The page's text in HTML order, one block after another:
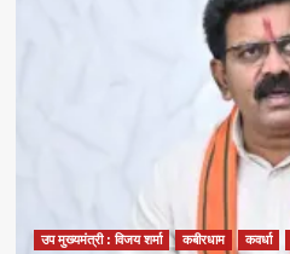
उप मुख्यमंत्री : विजय शर्मा कबीरधाम कवर्धा